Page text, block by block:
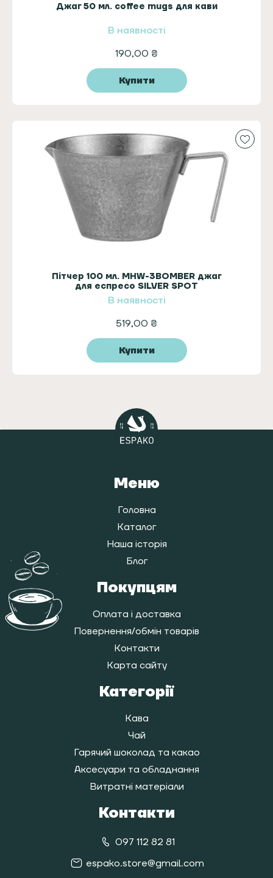
Джаг 50 мл. coffee mugs для кави
В наявності
190,00 ₴
Купити
Пітчер 100 мл. MHW-3BOMBER джаг
для еспресо SILVER SPOT
В наявності
519,00 ₴
Купити
Меню
Головна
Каталог
Наша історія
Блог
Покупцям
Оплата і доставка
Повернення/обмін товарів
Контакти
Карта сайту
Категорії
Кава
Чай
Гарячий шоколад та какао
Аксесуари та обладнання
Витратні матеріали
Контакти
097 112 82 81
espako.store@gmail.com